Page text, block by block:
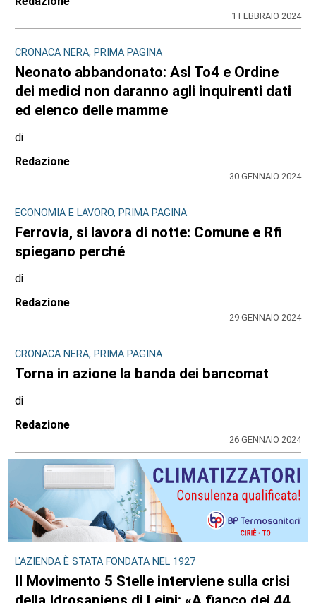
1 FEBBRAIO 2024
CRONACA NERA, PRIMA PAGINA
Neonato abbandonato: Asl To4 e Ordine
dei medici non daranno agli inquirenti dati
ed elenco delle mamme
di
Redazione
30 GENNAIO 2024
ECONOMIA E LAVORO, PRIMA PAGINA
Ferrovia, si lavora di notte: Comune e Rfi
spiegano perché
di
Redazione
29 GENNAIO 2024
CRONACA NERA, PRIMA PAGINA
Torna in azione la banda dei bancomat
di
Redazione
26 GENNAIO 2024
L'AZIENDA È STATA FONDATA NEL 1927
Il Movimento 5 Stelle interviene sulla crisi